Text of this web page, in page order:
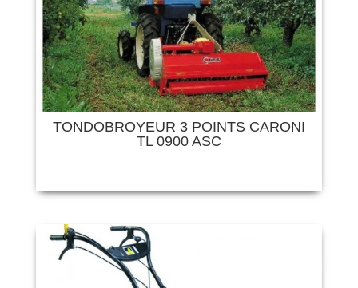
TONDOBROYEUR 3 POINTS CARONI
TL 0900 ASC